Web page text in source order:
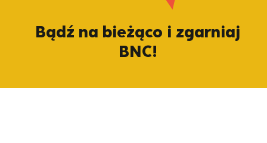
Bądź na bieżąco i zgarniaj
BNC!